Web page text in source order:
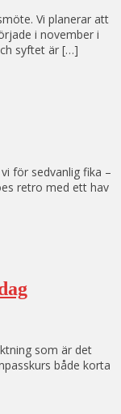
Vi planerar att
i november i
syftet är […]
för sedvanlig fika –
retro med ett hav
som är det
både korta